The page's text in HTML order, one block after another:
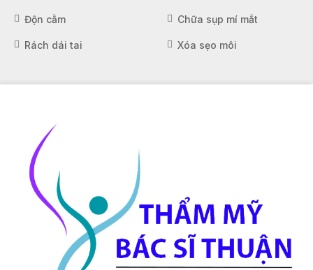
Độn cằm Chữa sụp mí mắt
Rách dái tai Xóa sẹo môi